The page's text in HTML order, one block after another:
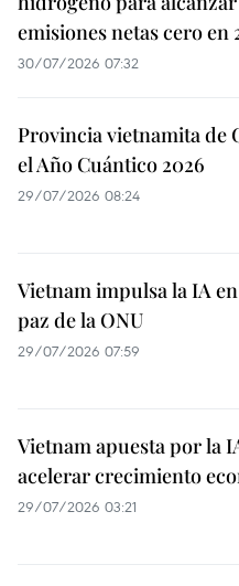
emisiones netas cero en
30/07/2026 07:32
Provincia vietnamita de
el Año Cuántico 2026
29/07/2026 08:24
Vietnam impulsa la IA
paz de la ONU
29/07/2026 07:59
Vietnam apuesta por la
acelerar crecimiento
29/07/2026 03:21